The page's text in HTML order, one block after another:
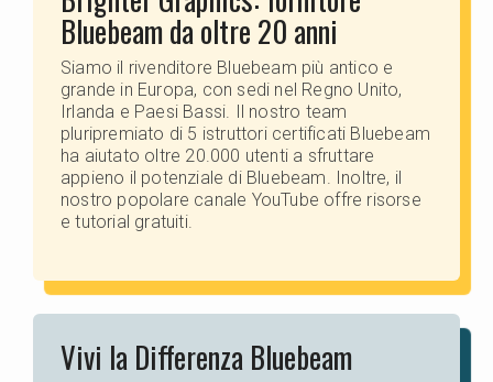
Bluebeam da oltre 20 anni
Siamo il rivenditore Bluebeam più antico e
grande in Europa, con sedi nel Regno Unito,
Irlanda e Paesi Bassi. Il nostro team
pluripremiato di 5 istruttori certificati Bluebeam
ha aiutato oltre 20.000 utenti a sfruttare
appieno il potenziale di Bluebeam. Inoltre, il
nostro popolare canale YouTube offre risorse
e tutorial gratuiti.
Vivi la Differenza Bluebeam